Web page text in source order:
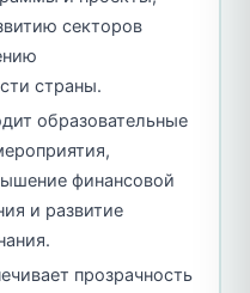
секторов
страны.
образовательные
финансовой
и развитие
прозрачность